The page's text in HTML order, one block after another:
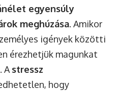
egyensúly
meghúzása. Amikor
igények közötti
érezhetjük magunkat
Astressz
hogy